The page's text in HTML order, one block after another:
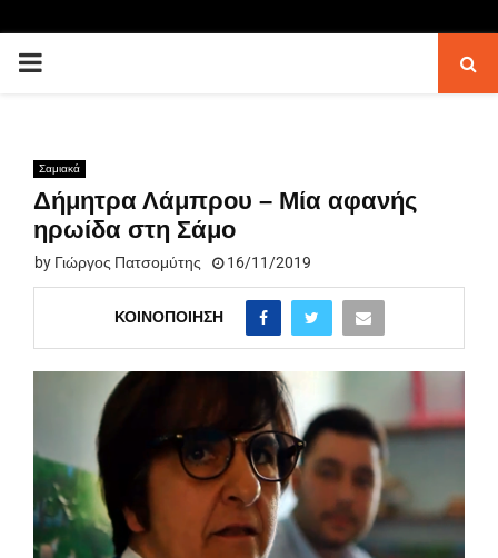
PRIMARY
Σαμιακά
Δήμητρα Λάμπρου – Μία αφανής
ηρωίδα στη Σάμο
by Γιώργος Πατσομύτης 16/11/2019
ΚΟΙΝΟΠΟΊΗΣΗ